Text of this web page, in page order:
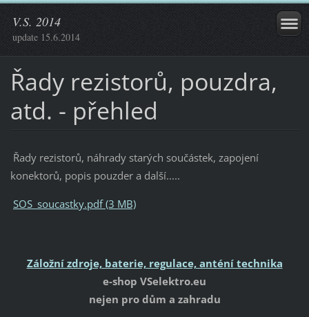
V.S. 2014
update 15.6.2014
Řady rezistorů, pouzdra,
atd. - přehled
Řady rezistorů, náhrady starých součástek, zapojení
konektorů, popis pouzder a další.....
SOS_soucastky.pdf (3 MB)
Záložní zdroje, baterie, regulace, anténí technika
e-shop VSelektro.eu
nejen pro dům a zahradu